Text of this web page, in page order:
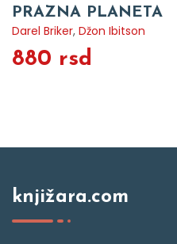
PRAZNA PLANETA
Darel Briker, Džon Ibitson
880 rsd
knjižara.com